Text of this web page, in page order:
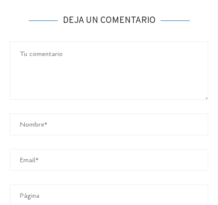
DEJA UN COMENTARIO